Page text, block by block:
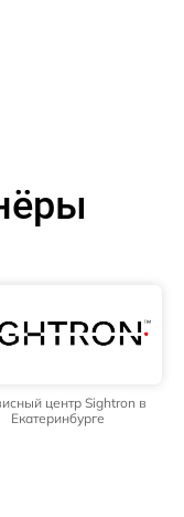
центр Sightron в
Екатеринбурге